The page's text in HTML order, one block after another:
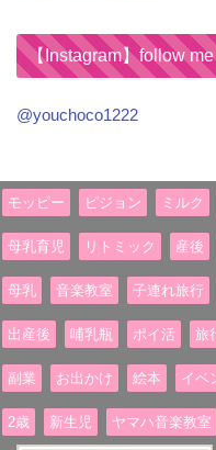
【Instagram】follow
@youchoco1222
モッピー ピジョン ミルク
母乳育児 リトミック 産後
母乳 音楽教室 子連れ旅行
出産後 哺乳瓶 ポイ活 旅
副業 お出かけ 絵本 イベ
2歳 新生児 ヤマハ音楽教室